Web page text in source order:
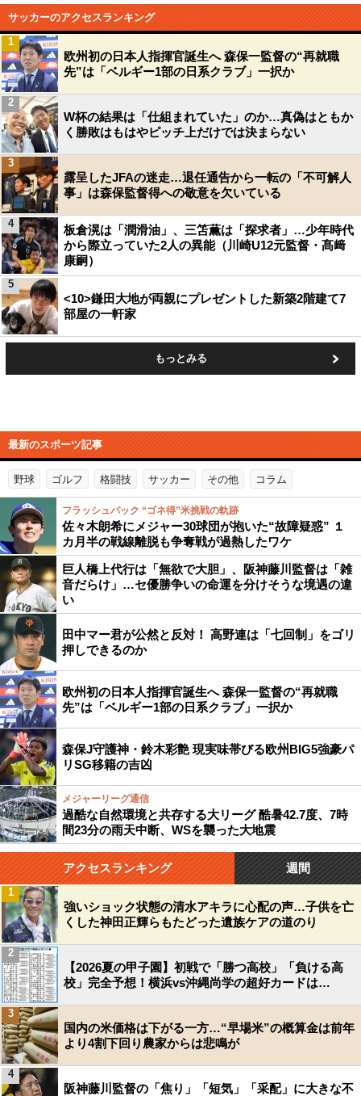
サッカーのアクセスランキング
欧州初の日本人指揮官誕生へ 森保一監督の“再就職
先”は「ベルギー1部の日系クラブ」一択か
1
W杯の結果は「仕組まれていた」のか…真偽はともか
く勝敗はもはやピッチ上だけでは決まらない
2
露呈したJFAの迷走…退任通告から一転の「不可解人
事」は森保監督得への敬意を欠いている
3
板倉滉は「潤滑油」、三笘薫は「探求者」…少年時代
から際立っていた2人の異能（川崎U12元監督・髙﨑
康嗣）
4
<10>鎌田大地が両親にプレゼントした新築2階建て7
部屋の一軒家
5
もっとみる
最新のスポーツ記事
野球 ゴルフ 格闘技 サッカー その他 コラム
フラッシュバック “ゴネ得”米挑戦の軌跡
佐々木朗希にメジャー30球団が抱いた“故障疑惑” １
カ月半の戦線離脱も争奪戦が過熱したワケ
巨人橋上代行は「無欲で大胆」、阪神藤川監督は「雑
音だらけ」…セ優勝争いの命運を分けそうな境遇の違
い
田中マー君が公然と反対！ 高野連は「七回制」をゴリ
押しできるのか
欧州初の日本人指揮官誕生へ 森保一監督の“再就職
先”は「ベルギー1部の日系クラブ」一択か
森保J守護神・鈴木彩艶 現実味帯びる欧州BIG5強豪パ
リSG移籍の吉凶
メジャーリーグ通信
過酷な自然環境と共存する大リーグ 酷暑42.7度、7時
間23分の雨天中断、WSを襲った大地震
アクセスランキング 週間
強いショック状態の清水アキラに心配の声…子供を亡
くした神田正輝らもたどった遺族ケアの道のり
1
【2026夏の甲子園】初戦で「勝つ高校」「負ける高
校」完全予想！横浜vs沖縄尚学の超好カードは…
2
国内の米価格は下がる一方…“早場米”の概算金は前年
より4割下回り農家からは悲鳴が
3
阪神藤川監督の「焦り」「短気」「采配」に大きな不
4